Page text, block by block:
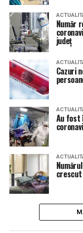
Număr
județ
Cazuri
Au fost
crescut